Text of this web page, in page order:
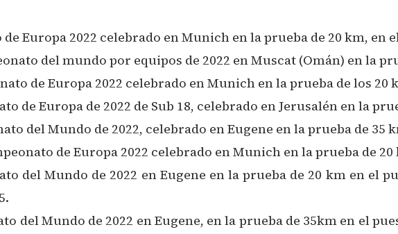
Europa 2022 celebrado en Munich en la prueba de 20 km, en
del mundo por equipos de 2022 en Muscat (Omán) en la
de Europa 2022 celebrado en Munich en la prueba de los 20
de Europa de 2022 de Sub 18, celebrado en Jerusalén en la
del Mundo de 2022, celebrado en Eugene en la prueba de 35
de Europa 2022 celebrado en Munich en la prueba de 20
del Mundo de 2022 en Eugene en la prueba de 20 km en el
del Mundo de 2022 en Eugene, en la prueba de 35km en el